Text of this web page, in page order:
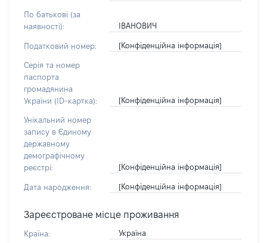
По батькові (за
наявності):
ІВАНОВИЧ
Податковий номер: [Конфіденційна інформація]
Серія та номер
паспорта
громадянина
України (ID-картка):
[Конфіденційна інформація]
Унікальний номер
запису в Єдиному
державному
демографічному
реєстрі:
[Конфіденційна інформація]
Дата народження: [Конфіденційна інформація]
Зареєстроване місце проживання
Країна: Україна